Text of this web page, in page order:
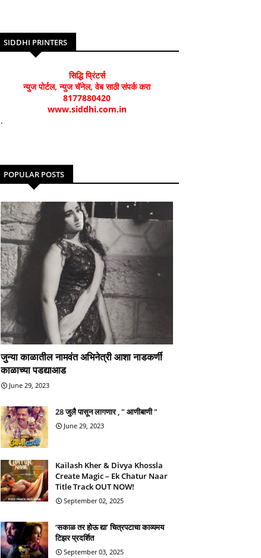
SIDDHI PRINTERS
सिद्धि प्रिंटर्स
न्युज पोर्टल, न्युज चॅनेल, वेब साठी संपर्क करा
8177880420
www.siddhi.com.in
.
POPULAR POSTS
जुन्या काळातील नामवंत अभिनेत्री आशा नाडकर्णी
काळाच्या पडद्याआड
June 29, 2023
28 जुलै पासून लागणार , " आणीबाणी "
June 29, 2023
Kailash Kher & Divya Khossla
Create Magic – Ek Chatur Naar
Title Track OUT NOW!
September 02, 2025
‘सकाळ तर होऊ द्या’ चित्रपटाचा काव्यमय
टिझर प्रदर्शित
September 03, 2025